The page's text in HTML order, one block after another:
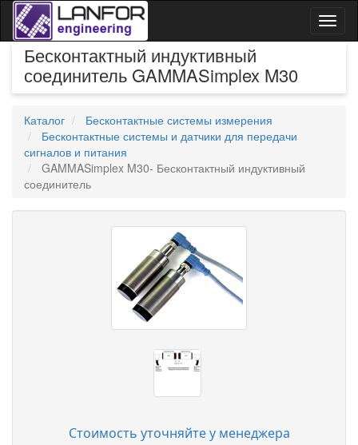
Бесконтактный индуктивный
соединитель GAMMASimplex M30
Каталог
Бесконтактные системы измерения
Бесконтактные системы и датчики для передачи
сигналов и питания
GAMMASimplex M30- Бесконтактный индуктивный
соединитель
Стоимость уточняйте у менеджера